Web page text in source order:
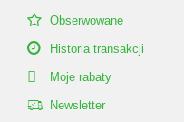
Obserwowane
Historia transakcji
Moje rabaty
Newsletter